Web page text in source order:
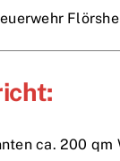
ca. 200 qm